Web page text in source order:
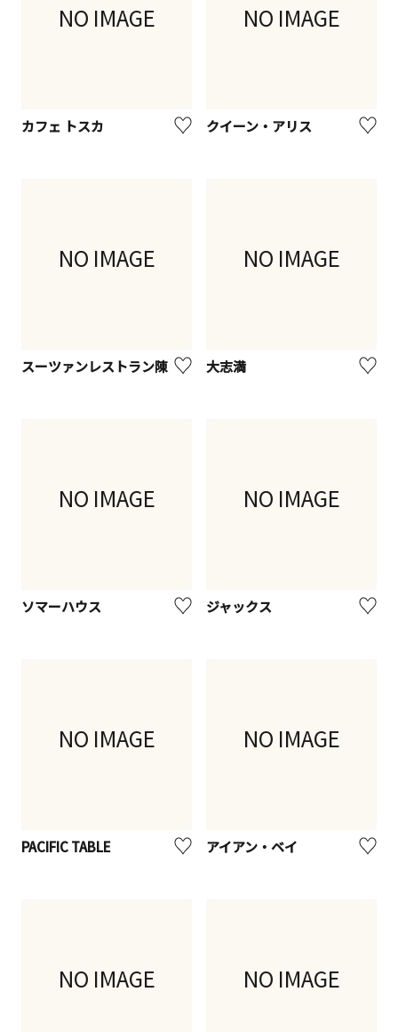
NO IMAGE
カフェ トスカ
NO IMAGE
クイーン・アリス
NO IMAGE
スーツァンレストラン陳
NO IMAGE
大志満
NO IMAGE
ソマーハウス
NO IMAGE
ジャックス
NO IMAGE
PACIFIC TABLE
NO IMAGE
アイアン・ベイ
NO IMAGE NO IMAGE